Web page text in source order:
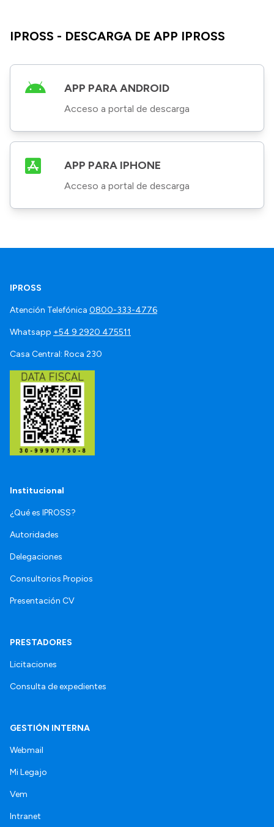
IPROSS - DESCARGA DE APP IPROSS
APP PARA ANDROID
Acceso a portal de descarga
APP PARA IPHONE
Acceso a portal de descarga
IPROSS
Atención Telefónica 0800-333-4776
Whatsapp +54 9 2920 475511
Casa Central: Roca 230
Institucional
¿Qué es IPROSS?
Autoridades
Delegaciones
Consultorios Propios
Presentación CV
PRESTADORES
Licitaciones
Consulta de expedientes
GESTIÓN INTERNA
Webmail
Mi Legajo
Vem
Intranet